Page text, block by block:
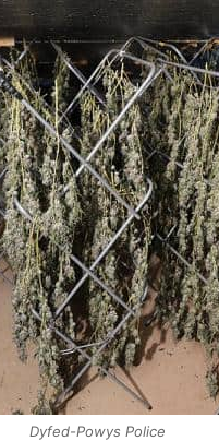
Dyfed-Powys Police